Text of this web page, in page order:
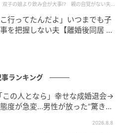
双子の娘より飲み会が大事!? 親の自覚がない夫を
こ行ってたんだよ」いつまでも子
を把握しない夫【離婚後同居 Vo
ランキング
の人となら」幸せな成婚退会→
度が急変…男性が放った“驚きの
2026.8.8